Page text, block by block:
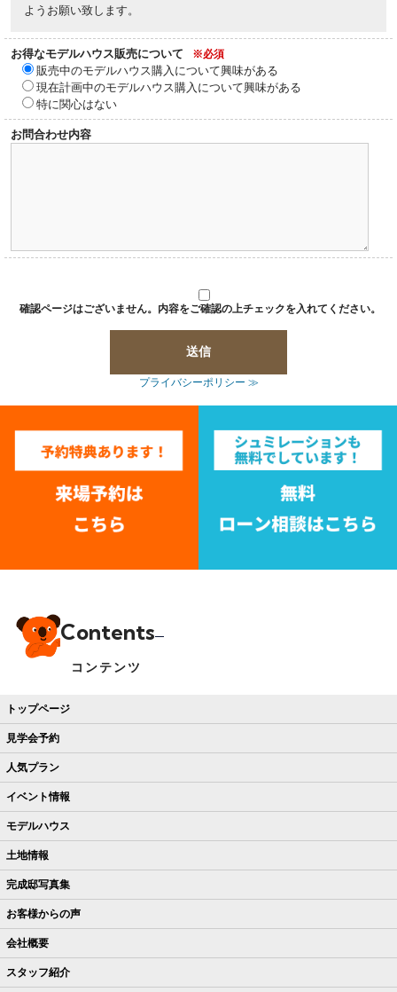
ようお願い致します。
お得なモデルハウス販売について ※必須
販売中のモデルハウス購入について興味がある
現在計画中のモデルハウス購入について興味がある
特に関心はない
お問合わせ内容
確認ページはございません。内容をご確認の上チェックを入れてください。
プライバシーポリシー ≫
Contents
コンテンツ
トップページ
見学会予約
人気プラン
イベント情報
モデルハウス
土地情報
完成邸写真集
お客様からの声
会社概要
スタッフ紹介